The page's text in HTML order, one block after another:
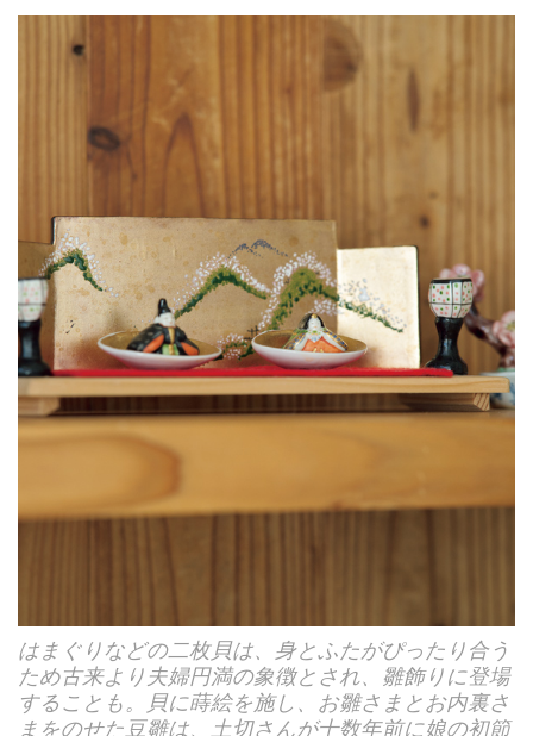
はまぐりなどの二枚貝は、身とふたがぴったり合う
ため古来より夫婦円満の象徴とされ、雛飾りに登場
することも。貝に蒔絵を施し、お雛さまとお内裏さ
まをのせた豆雛は、土切さんが十数年前に娘の初節